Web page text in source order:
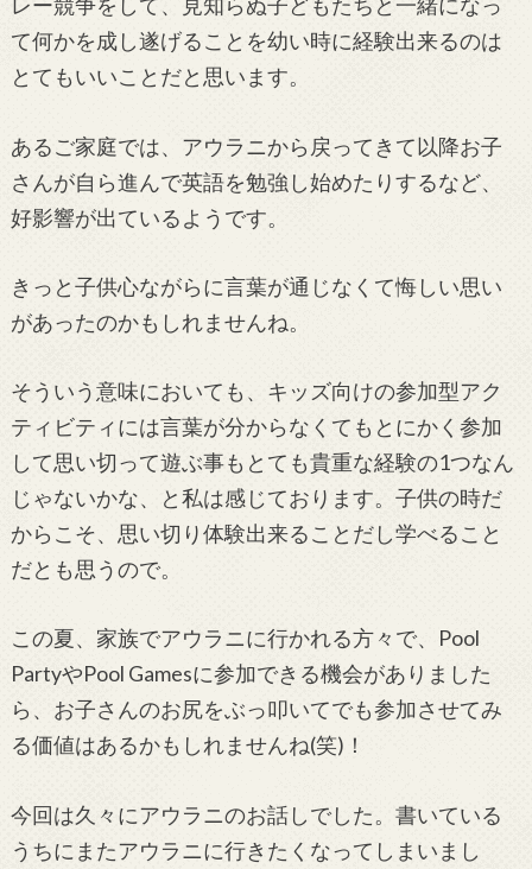
レー競争をして、見知らぬ子どもたちと一緒になっ
て何かを成し遂げることを幼い時に経験出来るのは
とてもいいことだと思います。
あるご家庭では、アウラニから戻ってきて以降お子
さんが自ら進んで英語を勉強し始めたりするなど、
好影響が出ているようです。
きっと子供心ながらに言葉が通じなくて悔しい思い
があったのかもしれませんね。
そういう意味においても、キッズ向けの参加型アク
ティビティには言葉が分からなくてもとにかく参加
して思い切って遊ぶ事もとても貴重な経験の1つなん
じゃないかな、と私は感じております。子供の時だ
からこそ、思い切り体験出来ることだし学べること
だとも思うので。
この夏、家族でアウラニに行かれる方々で、Pool
PartyやPool Gamesに参加できる機会がありました
ら、お子さんのお尻をぶっ叩いてでも参加させてみ
る価値はあるかもしれませんね(笑)！
今回は久々にアウラニのお話しでした。書いている
うちにまたアウラニに行きたくなってしまいまし